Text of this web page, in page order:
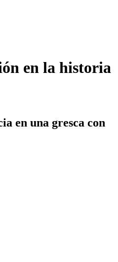
en la historia
en una gresca con